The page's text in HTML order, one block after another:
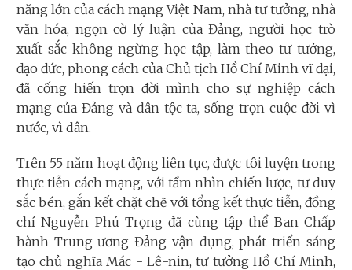
năng lớn của cách mạng Việt Nam, nhà tư tưởng, nhà
văn hóa, ngọn cờ lý luận của Đảng, người học trò
xuất sắc không ngừng học tập, làm theo tư tưởng,
đạo đức, phong cách của Chủ tịch Hồ Chí Minh vĩ đại,
đã cống hiến trọn đời mình cho sự nghiệp cách
mạng của Đảng và dân tộc ta, sống trọn cuộc đời vì
nước, vì dân.
Trên 55 năm hoạt động liên tục, được tôi luyện trong
thực tiễn cách mạng, với tầm nhìn chiến lược, tư duy
sắc bén, gắn kết chặt chẽ với tổng kết thực tiễn, đồng
chí Nguyễn Phú Trọng đã cùng tập thể Ban Chấp
hành Trung ương Đảng vận dụng, phát triển sáng
tạo chủ nghĩa Mác - Lê-nin, tư tưởng Hồ Chí Minh,